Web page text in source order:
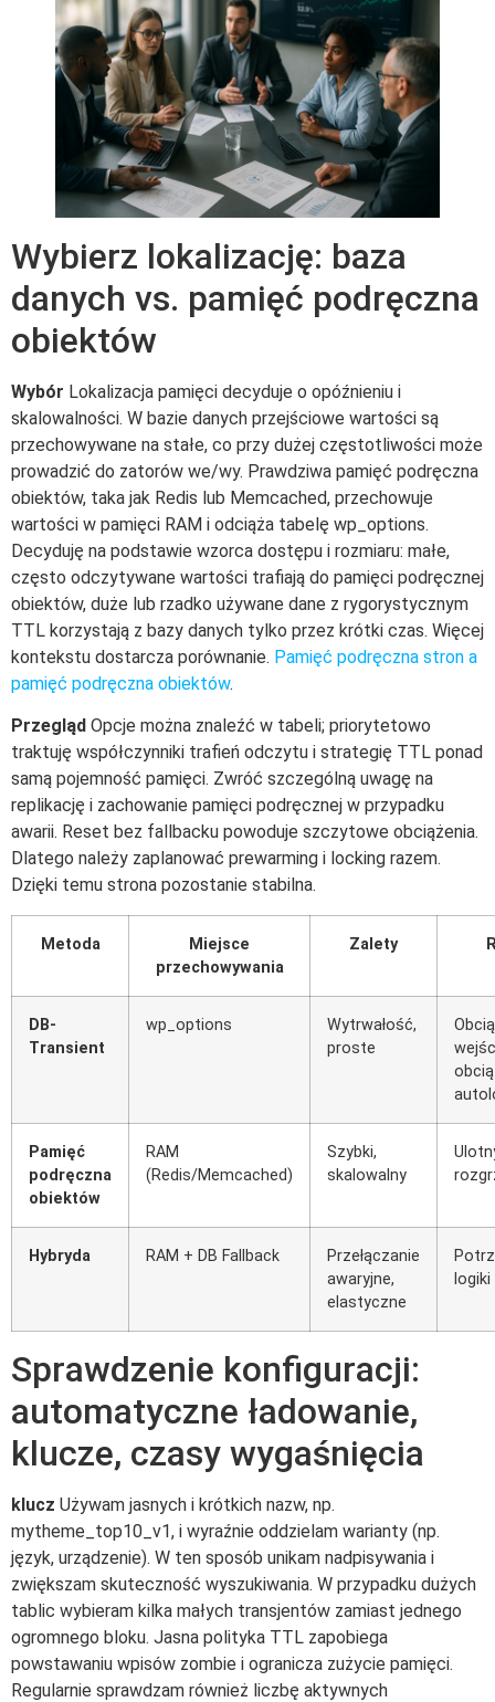
Wybierz lokalizację: baza
danych vs. pamięć podręczna
obiektów
Wybór Lokalizacja pamięci decyduje o opóźnieniu i
skalowalności. W bazie danych przejściowe wartości są
przechowywane na stałe, co przy dużej częstotliwości może
prowadzić do zatorów we/wy. Prawdziwa pamięć podręczna
obiektów, taka jak Redis lub Memcached, przechowuje
wartości w pamięci RAM i odciąża tabelę wp_options.
Decyduję na podstawie wzorca dostępu i rozmiaru: małe,
często odczytywane wartości trafiają do pamięci podręcznej
obiektów, duże lub rzadko używane dane z rygorystycznym
TTL korzystają z bazy danych tylko przez krótki czas. Więcej
kontekstu dostarcza porównanie. Pamięć podręczna stron a
pamięć podręczna obiektów.
Przegląd Opcje można znaleźć w tabeli; priorytetowo
traktuję współczynniki trafień odczytu i strategię TTL ponad
samą pojemność pamięci. Zwróć szczególną uwagę na
replikację i zachowanie pamięci podręcznej w przypadku
awarii. Reset bez fallbacku powoduje szczytowe obciążenia.
Dlatego należy zaplanować prewarming i locking razem.
Dzięki temu strona pozostanie stabilna.
Metoda
Miejsce
przechowywania
Zalety
DB-
Transient
wp_options
Wytrwałość,
proste
Pamięć
podręczna
obiektów
RAM
(Redis/Memcached)
Szybki,
skalowalny
Hybryda RAM + DB Fallback
Przełączanie
awaryjne,
elastyczne
logiki
Sprawdzenie konfiguracji:
automatyczne ładowanie,
klucze, czasy wygaśnięcia
klucz Używam jasnych i krótkich nazw, np.
mytheme_top10_v1, i wyraźnie oddzielam warianty (np.
język, urządzenie). W ten sposób unikam nadpisywania i
zwiększam skuteczność wyszukiwania. W przypadku dużych
tablic wybieram kilka małych transjentów zamiast jednego
ogromnego bloku. Jasna polityka TTL zapobiega
powstawaniu wpisów zombie i ogranicza zużycie pamięci.
Regularnie sprawdzam również liczbę aktywnych